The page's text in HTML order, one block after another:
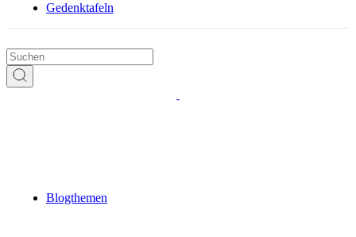
Gedenktafeln
Blogthemen